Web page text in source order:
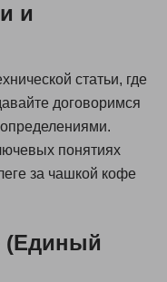
и
статьи, где
договоримся
понятиях
за чашкой кофе
(Единый